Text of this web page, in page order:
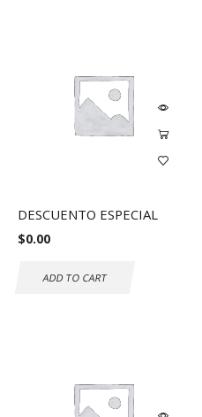
DESCUENTO ESPECIAL
$0.00
ADD TO CART